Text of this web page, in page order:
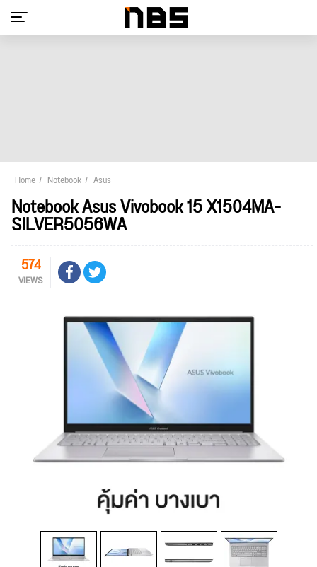
Home Notebook Asus
Notebook Asus Vivobook 15 X1504MA-
SILVER5056WA
574
VIEWS